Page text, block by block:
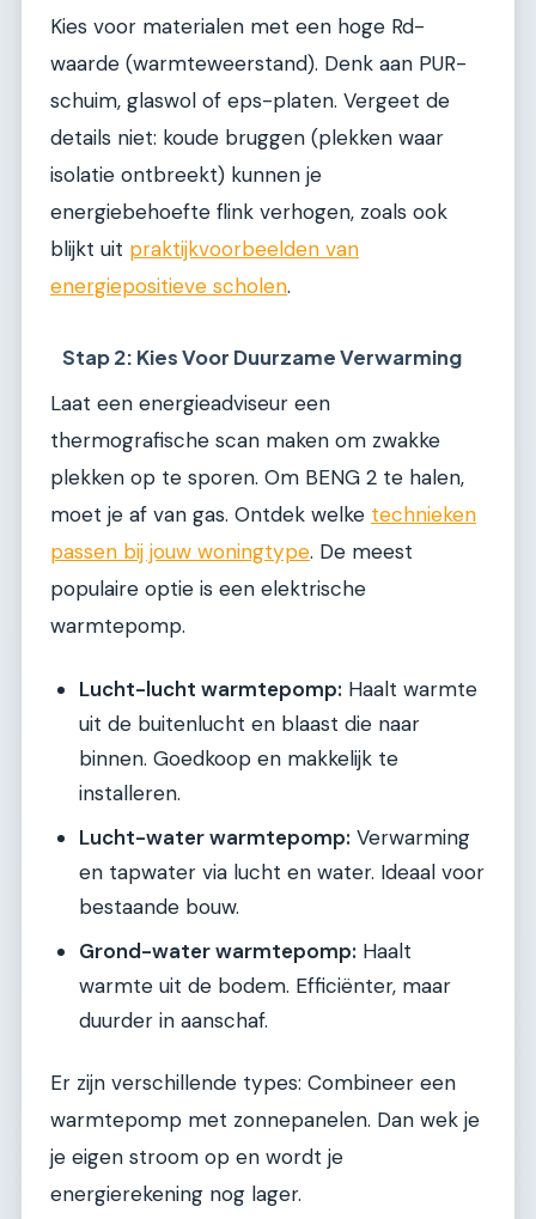
Kies voor materialen met een hoge Rd-
waarde (warmteweerstand). Denk aan PUR-
schuim, glaswol of eps-platen. Vergeet de
details niet: koude bruggen (plekken waar
isolatie ontbreekt) kunnen je
energiebehoefte flink verhogen, zoals ook
blijkt uit praktijkvoorbeelden van
energiepositieve scholen.
Stap 2: Kies Voor Duurzame Verwarming
Laat een energieadviseur een
thermografische scan maken om zwakke
plekken op te sporen. Om BENG 2 te halen,
moet je af van gas. Ontdek welke technieken
passen bij jouw woningtype. De meest
populaire optie is een elektrische
warmtepomp.
Lucht-lucht warmtepomp: Haalt warmte
uit de buitenlucht en blaast die naar
binnen. Goedkoop en makkelijk te
installeren.
Lucht-water warmtepomp: Verwarming
en tapwater via lucht en water. Ideaal voor
bestaande bouw.
Grond-water warmtepomp: Haalt
warmte uit de bodem. Efficiënter, maar
duurder in aanschaf.
Er zijn verschillende types: Combineer een
warmtepomp met zonnepanelen. Dan wek je
je eigen stroom op en wordt je
energierekening nog lager.